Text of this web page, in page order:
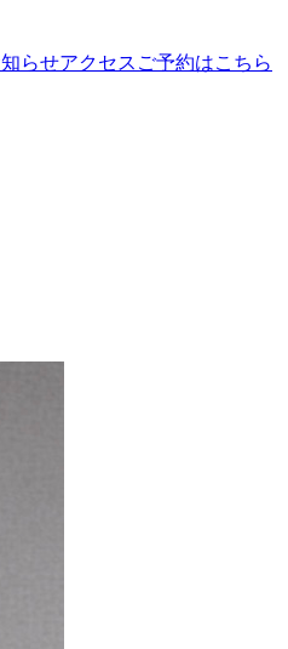
らせアクセス ご予約はこちら